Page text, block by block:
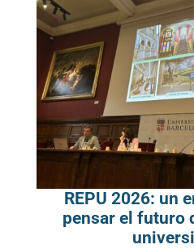
REPU 2026: un
pensar el futuro